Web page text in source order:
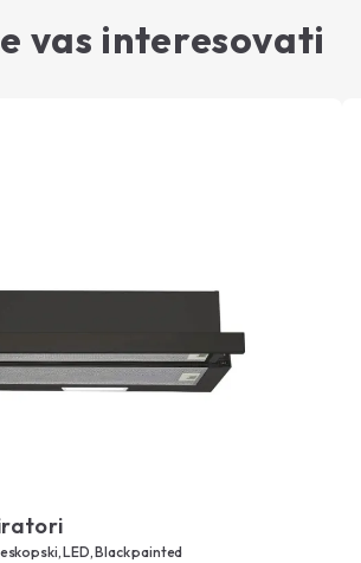
vas interesovati
LED, Black painted